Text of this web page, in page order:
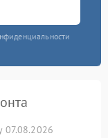
07.08.2026